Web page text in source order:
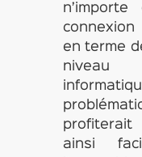
en terme
profiterait
ainsi